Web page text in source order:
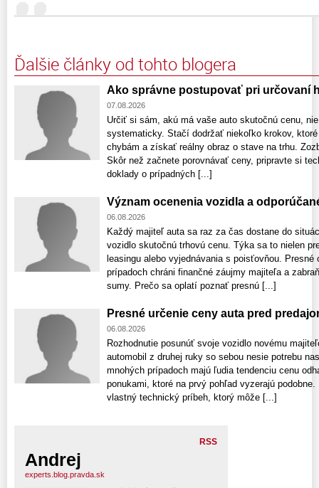
Ďalšie články od tohto blogera
Ako správne postupovať pri určovaní
07.08.2026
Určiť si sám, akú má vaše auto skutočnú cenu,
systematicky. Stačí dodržať niekoľko krokov,
chybám a získať reálny obraz o stave na trhu.
Skôr než začnete porovnávať ceny, pripravte si
doklady o prípadných [...]
Význam ocenenia vozidla a
06.08.2026
Každý majiteľ auta sa raz za čas dostane do
vozidlo skutočnú trhovú cenu. Týka sa to nielen
leasingu alebo vyjednávania s poisťovňou.
prípadoch chráni finančné záujmy majiteľa a
sumy. Prečo sa oplatí poznať presnú [...]
Presné určenie ceny auta pred
06.08.2026
Rozhodnutie posunúť svoje vozidlo novému
automobil z druhej ruky so sebou nesie potrebu
mnohých prípadoch majú ľudia tendenciu cenu
ponukami, ktoré na prvý pohľad vyzerajú
vlastný technický príbeh, ktorý môže [...]
RSS
Andrej
experts.blog.pravda.sk